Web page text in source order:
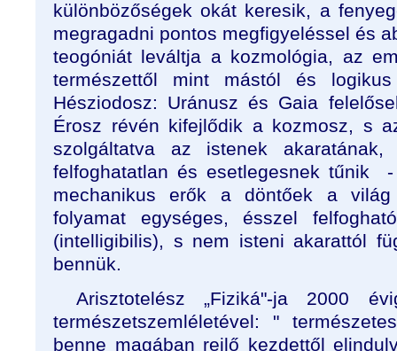
különbözőségek okát keresik, a
megragadni pontos megfigyeléssel és
teogóniát leváltja a kozmológia, az
természettől mint mástól és logikus
Hésziodosz: Uránusz és Gaia
Érosz révén kifejlődik a kozmosz, s
szolgáltatva az istenek
felfoghatatlan és esetlegesnek tűnik -
mechanikus erők a döntőek a világ
folyamat egységes, ésszel
(intelligibilis), s nem isteni akarattól
bennük.
Arisztotelész „Fiziká"-ja 2000
természetszemléletével: "
benne magában rejlő kezdettől